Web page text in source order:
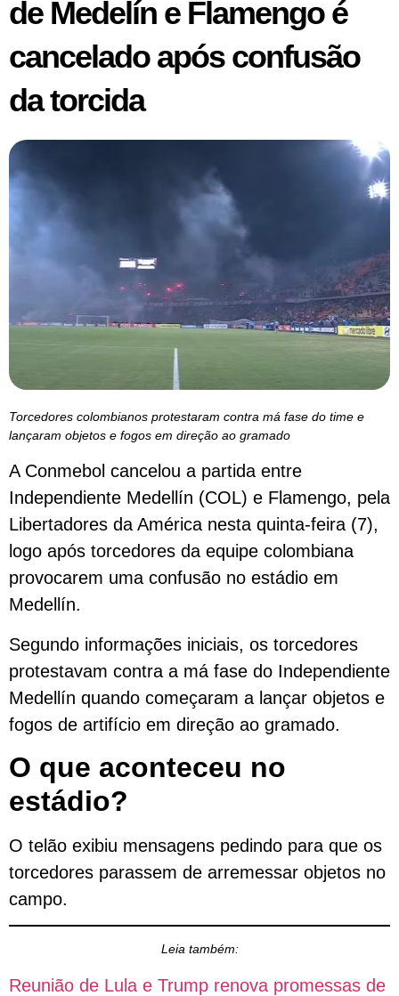
de Medelín e Flamengo é
cancelado após confusão
da torcida
Torcedores colombianos protestaram contra má fase do time e
lançaram objetos e fogos em direção ao gramado
A Conmebol cancelou a partida entre
Independiente Medellín (COL) e Flamengo, pela
Libertadores da América nesta quinta-feira (7),
logo após torcedores da equipe colombiana
provocarem uma confusão no estádio em
Medellín.
Segundo informações iniciais, os torcedores
protestavam contra a má fase do Independiente
Medellín quando começaram a lançar objetos e
fogos de artifício em direção ao gramado.
O que aconteceu no
estádio?
O telão exibiu mensagens pedindo para que os
torcedores parassem de arremessar objetos no
campo.
Leia também:
Reunião de Lula e Trump renova promessas de